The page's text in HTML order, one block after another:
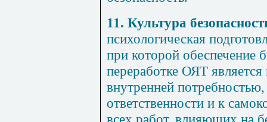
11. Культура
психологическая
при которой обеспечение
переработке ОЯТ
внутренней
ответственности и к